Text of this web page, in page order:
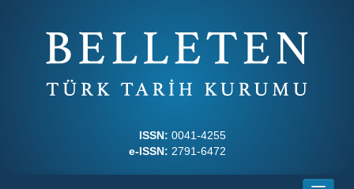
ISSN: 0041-4255
e-ISSN: 2791-6472